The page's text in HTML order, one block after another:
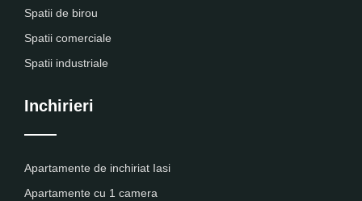
Spatii de birou
Spatii comerciale
Spatii industriale
Inchirieri
Apartamente de inchiriat Iasi
Apartamente cu 1 camera